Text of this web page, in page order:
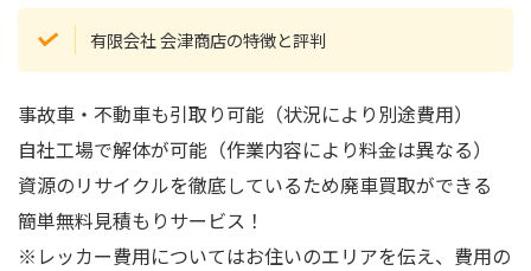
有限会社 会津商店の特徴と評判
事故車・不動車も引取り可能（状況により別途費用）
自社工場で解体が可能（作業内容により料金は異なる）
資源のリサイクルを徹底しているため廃車買取ができる
簡単無料見積もりサービス！
※レッカー費用についてはお住いのエリアを伝え、費用の